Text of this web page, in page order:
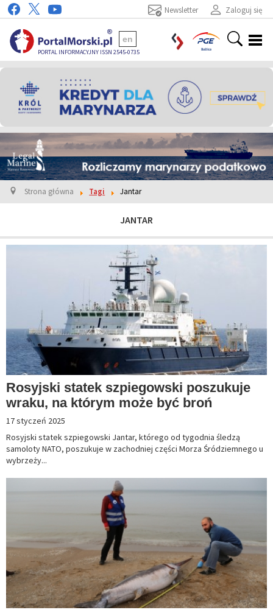
Zaloguj się
Newsletter
PORTAL INFORMACYJNY ISSN 2545-0735
en
Strona główna Tagi Jantar
JANTAR
Rosyjski statek szpiegowski poszukuje
wraku, na którym może być broń
17 styczeń 2025
Rosyjski statek szpiegowski Jantar, którego od tygodnia śledzą
samoloty NATO, poszukuje w zachodniej części Morza Śródziemnego u
wybrzeży...